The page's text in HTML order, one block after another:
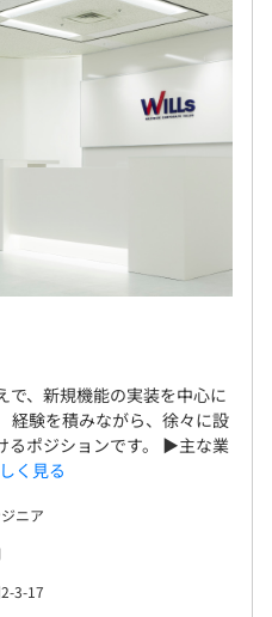
ーダーを中心に要件定義を
へていねいに共有しながら
2〜3名と少人数で、メン
プロジェクトの期間は、2
っくり取り組む4カ月程度
て柔軟に対応しています。
で、新規機能の実装を中心に
経験を積みながら、徐々に設
るポジションです。 ▶主な業
く見る
ニア
3-17